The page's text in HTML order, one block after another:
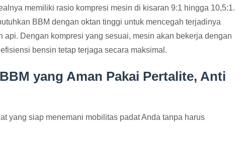
memiliki rasio kompresi mesin di kisaran 9:1 hingga 10,5:1.
BBM dengan oktan tinggi untuk mencegah terjadinya
Dengan kompresi yang sesuai, mesin akan bekerja dengan
bensin tetap terjaga secara maksimal.
yang Aman Pakai Pertalite, Anti
yang siap menemani mobilitas padat Anda tanpa harus